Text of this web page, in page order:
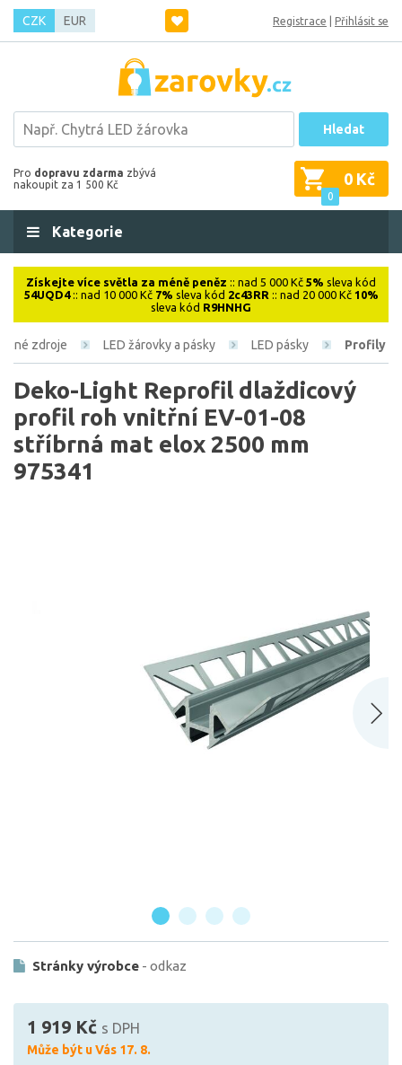
CZK EUR Registrace Přihlásit se
Hledat
Pro dopravu zdarma zbývá
nakoupit za 1 500 Kč
0
0 Kč
Kategorie
Získejte více světla za méně peněz :: nad 5 000 Kč 5% sleva kód
54UQD4:: nad 10 000 Kč 7% sleva kód 2c43RR :: nad 20 000 Kč 10%
sleva kód R9HNHG
zdroje LED žárovky a pásky LED pásky Profily
Deko-Light Reprofil dlaždicový
profil roh vnitřní EV-01-08
stříbrná mat elox 2500 mm
975341
Stránky výrobce - odkaz
1 919 Kč s DPH
Může být u Vás 17. 8.